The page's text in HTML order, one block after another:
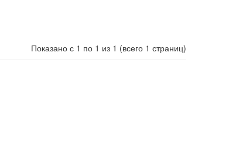
Показано с 1 по 1 из 1 (всего 1 страниц)